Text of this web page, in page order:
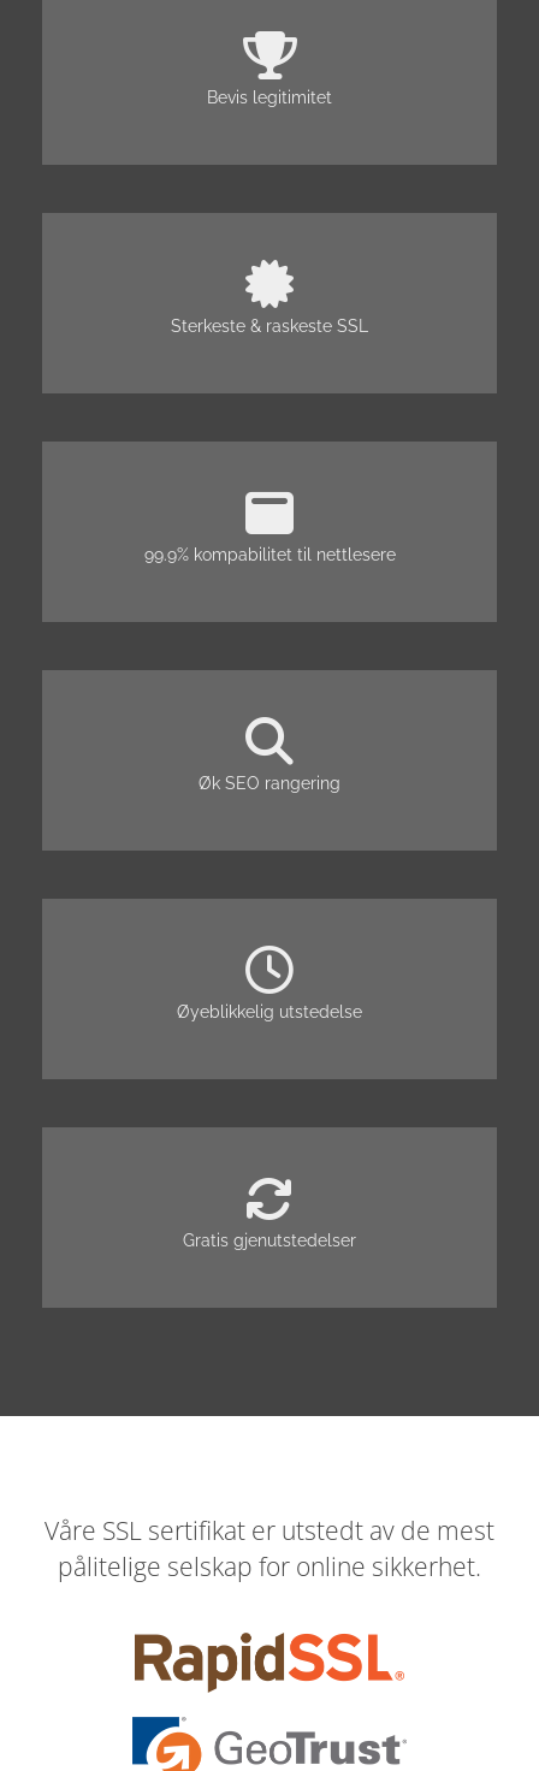
Bevis legitimitet
Sterkeste & raskeste SSL
99.9% kompabilitet til nettlesere
Øk SEO rangering
Øyeblikkelig utstedelse
Gratis gjenutstedelser
Våre SSL sertifikat er utstedt av de mest
pålitelige selskap for online sikkerhet.